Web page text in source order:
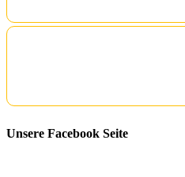
Unsere Facebook Seite